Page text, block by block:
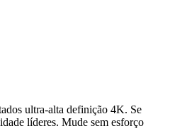
ultra-alta definição 4K. Se
líderes. Mude sem esforço